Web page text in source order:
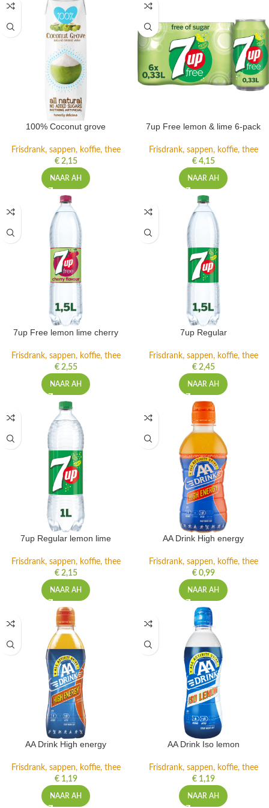
100% Coconut grove
Frisdrank, sappen, koffie, thee
€2,15
NAAR AH
7up Free lemon & lime 6-pack
Frisdrank, sappen, koffie, thee
€4,15
NAAR AH
7up Free lemon lime cherry
Frisdrank, sappen, koffie, thee
€2,55
NAAR AH
7up Regular
Frisdrank, sappen, koffie, thee
€2,45
NAAR AH
7up Regular lemon lime
Frisdrank, sappen, koffie, thee
€2,15
NAAR AH
AA Drink High energy
Frisdrank, sappen, koffie, thee
€0,99
NAAR AH
AA Drink High energy
Frisdrank, sappen, koffie, thee
€1,19
NAAR AH
AA Drink Iso lemon
Frisdrank, sappen, koffie, thee
€1,19
NAAR AH